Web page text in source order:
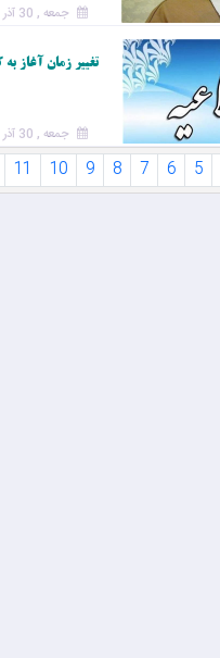
جمعه , 30 آذر 1403
تغییر زمان آغاز
جمعه , 30 آذر 1403
5
6
7
8
9
10
11